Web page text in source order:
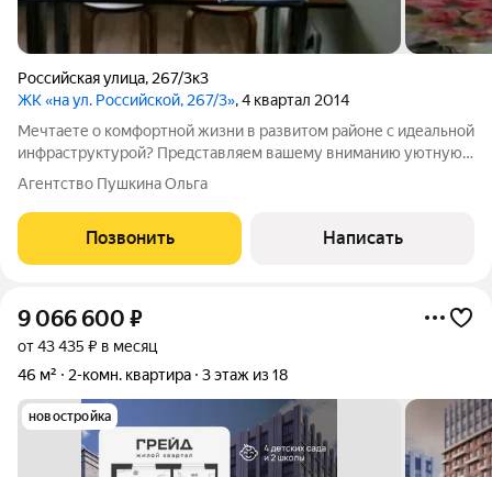
Российская улица, 267/3к3
ЖК «на ул. Российской, 267/3», 4 квартал 2014
Мечтаете о комфортной жизни в развитом районе с идеальной
инфраструктурой? Представляем вашему вниманию уютную
2-комнатную квартиру на техническом жилом этаже
площадью 61 кв.м на ул. Российской. Идеальное
расположение: Квартира находится в одном из
Агентство Пушкина Ольга
Позвонить Написать
9 066 600 ₽
от 43 435 ₽ в месяц
46 м²
2-комн. квартира 3 этаж из 18
новостройка